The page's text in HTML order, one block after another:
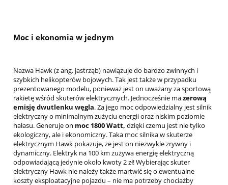
Moc i ekonomia w jednym
Nazwa Hawk (z ang. jastrząb) nawiązuje do bardzo zwinnych i
szybkich helikopterów bojowych. Tak jest także w przypadku
prezentowanego modelu, ponieważ jest on uważany za sportową
rakietę wśród skuterów elektrycznych. Jednocześnie mazerową
emisję dwutlenku węgla. Za jego moc odpowiedzialny jest silnik
elektryczny o minimalnym zużyciu energii oraz niskim poziomie
hałasu. Generuje on moc 1800 Watt, dzięki czemu jest nie tylko
ekologiczny, ale i ekonomiczny. Taka moc silnika w skuterze
elektrycznym Hawk pokazuje, że jest on niezwykle zrywny i
dynamiczny. Elektryk na 100 km zużywa energię elektryczną
odpowiadającą jedynie około kwoty 2 zł! Wybierając skuter
elektryczny Hawk nie należy także martwić się o ewentualne
koszty eksploatacyjne pojazdu – nie ma potrzeby chociażby